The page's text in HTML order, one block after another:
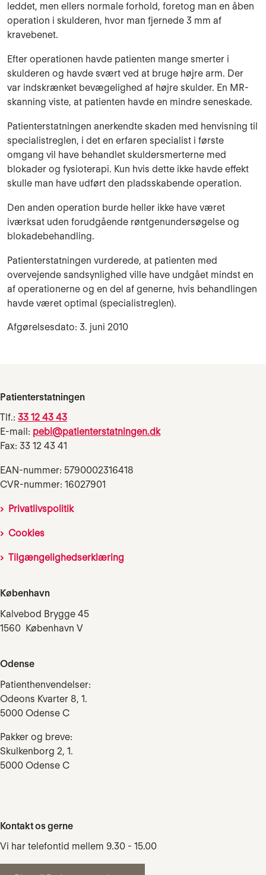
leddet, men ellers normale forhold, foretog man en åben
operation i skulderen, hvor man fjernede 3 mm af
kravebenet.
Efter operationen havde patienten mange smerter i
skulderen og havde svært ved at bruge højre arm. Der
var indskrænket bevægelighed af højre skulder. En MR-
skanning viste, at patienten havde en mindre seneskade.
Patienterstatningen anerkendte skaden med henvisning til
specialistreglen, i det en erfaren specialist i første
omgang vil have behandlet skuldersmerterne med
blokader og fysioterapi. Kun hvis dette ikke havde effekt
skulle man have udført den pladsskabende operation.
Den anden operation burde heller ikke have været
iværksat uden forudgående røntgenundersøgelse og
blokadebehandling.
Patienterstatningen vurderede, at patienten med
overvejende sandsynlighed ville have undgået mindst en
af operationerne og en del af generne, hvis behandlingen
havde været optimal (specialistreglen).
Afgørelsesdato: 3. juni 2010
Patienterstatningen
Tlf.: 33 12 43 43
E-mail: pebl@patienterstatningen.dk
Fax: 33 12 43 41
EAN-nummer: 5790002316418
CVR-nummer: 16027901
Privatlivspolitik
Cookies
Tilgængelighedserklæring
København
Kalvebod Brygge 45
1560 København V
Odense
Patienthenvendelser:
Odeons Kvarter 8, 1.
5000 Odense C
Pakker og breve:
Skulkenborg 2, 1.
5000 Odense C
Kontakt os gerne
Vi har telefontid mellem 9.30 - 15.00